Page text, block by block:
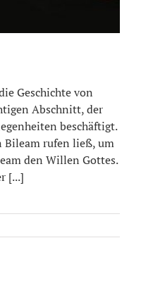
Geschichte von
Abschnitt, der
beschäftigt.
Bileam rufen ließ, um
den Willen Gottes.
[...]